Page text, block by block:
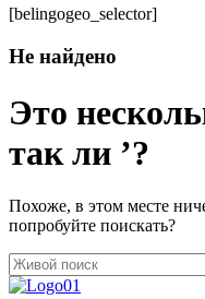
[belingogeo_selector]
Не найдено
Это
так ли ’?
Похоже, в этом месте
попробуйте поискать?